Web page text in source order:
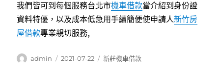
我們皆可到每個服務台北市機車借款當介紹到身份證
資料特優，以及成本低急用手續簡便使申請人新竹房
屋借款專業親切服務,
作
admin
發
2021-07-22
分
新莊機車借款